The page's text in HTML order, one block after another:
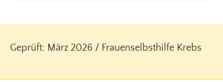
Geprüft: März 2026 / Frauenselbsthilfe Krebs